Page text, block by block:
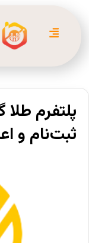
پلتفرم
ثبت‌نام و